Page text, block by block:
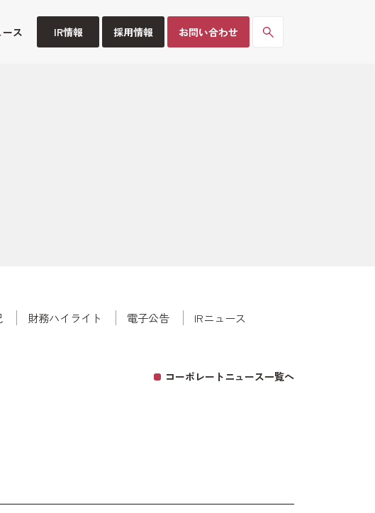
ース IR情報 採用情報 お問い合わせ
財務ハイライト 電子公告
IRニュース
コーポレートニュース一覧へ